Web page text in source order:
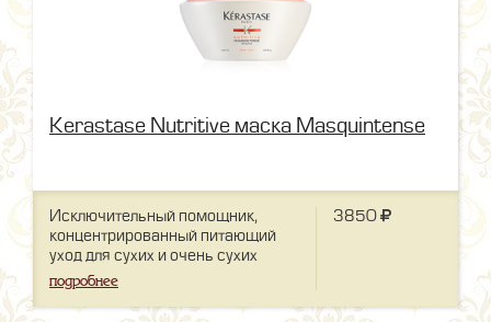
Kerastase Nutritive маска Masquintense
Исключительный помощник,
концентрированный питающий
уход для сухих и очень сухих
волос.
подробнее
3850